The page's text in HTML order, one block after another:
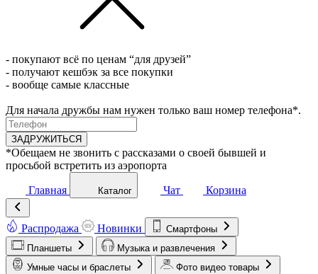
- покупают всё по ценам “для друзей”
- получают кешбэк за все покупки
- вообще самые классные
Для начала дружбы нам нужен только ваш номер телефона*.
ЗАДРУЖИТЬСЯ
*Обещаем не звонить с рассказами о своей бывшей и
просьбой встретить из аэропорта
Главная Каталог Чат Корзина
Распродажа Новинки
Смартфоны
Планшеты
Музыка и развлечения
Умные часы и браслеты
Фото видео товары